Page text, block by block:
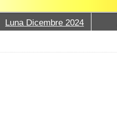
Luna Dicembre 2024